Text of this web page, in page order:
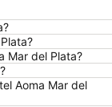
Mar del Plata?
Aoma Mar del